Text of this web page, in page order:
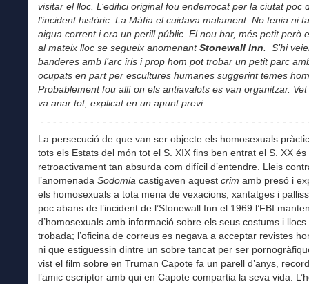
visitar el lloc. L’edifici original fou enderrocat per la ciutat poc
l’incident històric. La Màfia el cuidava malament. No tenia ni
aigua corrent i era un perill públic. El nou bar, més petit però
al mateix lloc se segueix anomenantStonewall Inn . S’hi
banderes amb l’arc iris i prop hom pot trobar un petit parc
ocupats en part per escultures humanes suggerint temes
Probablement fou allí on els antiavalots es van organitzar.
va anar tot, explicat en un apunt previ.
.-.-.-.-.-.-.-.-.-.-.-.-.-.-.-.-.-.-.-.-.-.-.-.-.-.-.-.-.-.-.-.-.-.-.-.-.-.-.-.-.-.-
La persecució de que van ser objecte els homosexuals
tots els Estats del món tot el S. XIX fins ben entrat el S. XX és
retroactivament tan absurda com difícil d’entendre. Lleis
l’anomenada Sodomia castigaven aquest crim amb presó i
els homosexuals a tota mena de vexacions, xantatges i
poc abans de l’incident de l’Stonewall Inn el 1969 l’FBI
d’homosexuals amb informació sobre els seus costums i llocs
trobada; l’oficina de correus es negava a acceptar revistes
ni que estiguessin dintre un sobre tancat per ser
vist el film sobre en Truman Capote fa un parell d’anys,
l’amic escriptor amb qui en Capote compartia la seva vida.